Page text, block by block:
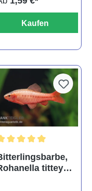
Kaufen
5 von 5 Sternen
titteya,